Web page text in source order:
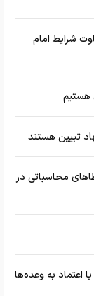
شرایط امام
هستیم
تبیین هستند
محاسباتی در
اعتماد به وعده‌ها